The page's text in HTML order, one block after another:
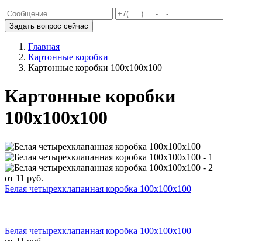
Задать вопрос сейчас
Главная
Картонные коробки
Картонные коробки 100х100х100
Картонные коробки
100х100х100
от 11 руб.
Белая четырехклапанная коробка 100x100x100
Белая четырехклапанная коробка 100x100x100